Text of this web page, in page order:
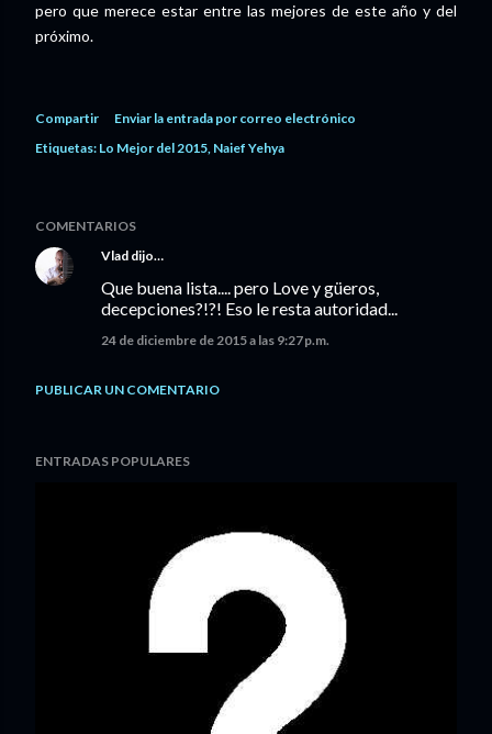
pero que merece estar entre las mejores de este año y del
próximo.
Compartir
Enviar la entrada por correo electrónico
Etiquetas: Lo Mejor del 2015 Naief Yehya
COMENTARIOS
Vlad dijo…
Que buena lista.... pero Love y güeros,
decepciones?!?! Eso le resta autoridad...
24 de diciembre de 2015 a las 9:27 p.m.
PUBLICAR UN COMENTARIO
ENTRADAS POPULARES